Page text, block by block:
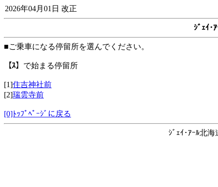
2026年04月01日 改正
ｼﾞｪｲ･
■ご乗車になる停留所を選んでください。
【ｽ】 で始まる停留所
[1]住吉神社前
[2]瑞雲寺前
[0]ﾄｯﾌﾟﾍﾟｰｼﾞに戻る
ｼﾞｪｲ･ｱｰﾙ北